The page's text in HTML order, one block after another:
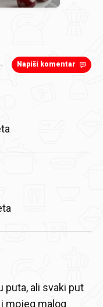
Napiši komentar
puta, ali svaki put
mojeg malog